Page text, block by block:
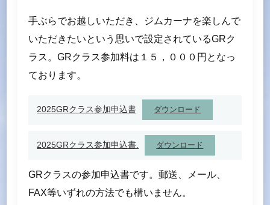
手ぶらでお越しいただき、ジムカーナを楽しんで
いただきたいという思いで設定されているGRク
ラス。GRクラス参加料は１５，０００円となっ
ております。
2025GRクラス参加申込書 ダウンロード
2025GRクラス参加申込書. ダウンロード
GRクラスの参加申込書です。郵送、メール、
FAX等いずれの方法でも構いません。